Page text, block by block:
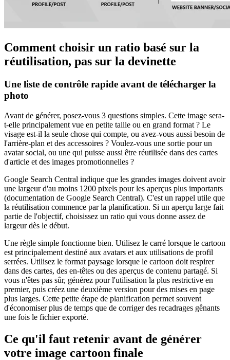
Comment choisir un ratio basé sur la
réutilisation, pas sur la devinette
Une liste de contrôle rapide avant de télécharger la
photo
Avant de générer, posez-vous 3 questions simples. Cette image sera-
t-elle principalement vue en petite taille ou en grand format ? Le
visage est-il la seule chose qui compte, ou avez-vous aussi besoin de
l'arrière-plan et des accessoires ? Voulez-vous une sortie pour un
avatar social, ou une qui puisse aussi être réutilisée dans des cartes
d'article et des images promotionnelles ?
Google Search Central indique que les grandes images doivent avoir
une largeur d'au moins 1200 pixels pour les aperçus plus importants
(documentation de Google Search Central). C'est un rappel utile que
la réutilisation commence par la planification. Si un aperçu large fait
partie de l'objectif, choisissez un ratio qui vous donne assez de
largeur dès le début.
Une règle simple fonctionne bien. Utilisez le carré lorsque le cartoon
est principalement destiné aux avatars et aux utilisations de profil
serrées. Utilisez le format paysage lorsque le cartoon doit respirer
dans des cartes, des en-têtes ou des aperçus de contenu partagé. Si
vous n'êtes pas sûr, générez pour l'utilisation la plus restrictive en
premier, puis créez une deuxième version pour des mises en page
plus larges. Cette petite étape de planification permet souvent
d'économiser plus de temps que de corriger des recadrages gênants
une fois le fichier exporté.
Ce qu'il faut retenir avant de générer
votre image cartoon finale